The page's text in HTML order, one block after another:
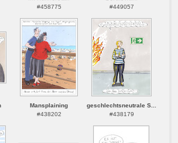
#458775
#449057
Mansplaining
#438202
geschlechtsneutrale S...
#438179